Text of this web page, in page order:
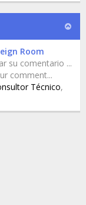
Room
su comentario ...
comment...
Técnico,